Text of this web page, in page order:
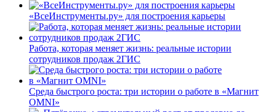
«ВсеИнструменты.ру» для построения карьеры
Работа, которая меняет жизнь: реальные истории
сотрудников продаж 2ГИС
Среда быстрого роста: три истории о работе в «Магнит
OMNI»